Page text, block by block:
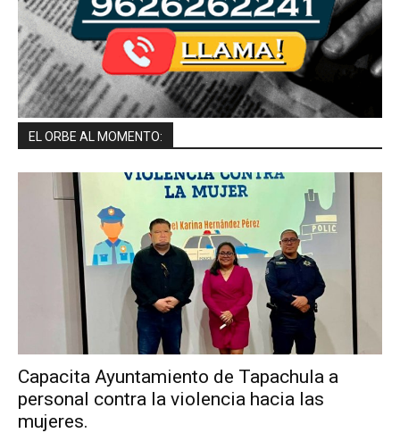
EL ORBE AL MOMENTO:
Capacita Ayuntamiento de Tapachula a
personal contra la violencia hacia las
mujeres.